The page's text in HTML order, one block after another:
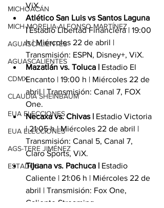
MICHOACÁN
MICH-MORELIA-ALFONSO MARTÍNEZ
AGUASCALIENTES
AGUASCALIENTES
CDMX
CLAUDIA SHEINBAUM
EUA ELECCIONES
EUA ELECCIONES
AGS-TERE JIMÉNEZ
ESTADOS
ViX.
Atlético San Luis vs Santos Laguna
| Estadio Libertad Financiera | 19:00
h | Miércoles 22 de abril |
Transmisión: ESPN, Disney+, ViX.
Mazatlán vs. Toluca | Estadio El
Encanto | 19:00 h | Miércoles 22 de
abril | Transmisión: Canal 7, FOX
One.
Necaxa vs. Chivas | Estadio Victoria
| 21:05 h | Miércoles 22 de abril |
Transmisión: Canal 5, Canal 7,
Claro Sports, ViX.
Tijuana vs. Pachuca | Estadio
Caliente | 21:06 h | Miércoles 22 de
abril | Transmisión: Fox One,
Caliente Streaming.